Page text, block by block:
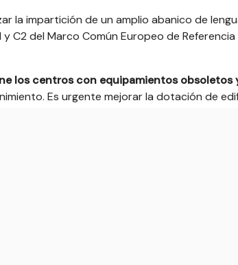
la impartición de un amplio abanico de
C2 del Marco Común Europeo de
los centros con equipamientos obsoletos
Es urgente mejorar la dotación de